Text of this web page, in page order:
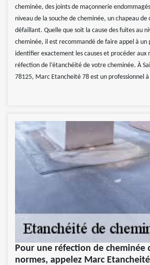
cheminée, des joints de maçonnerie
niveau de la souche de cheminée, un chapeau de
défaillant. Quelle que soit la cause des fuites au
cheminée, il est recommandé de faire appel à un
identifier exactement les causes et procéder aux
réfection de l’étanchéité de votre cheminée. À
78125, Marc Etancheité 78 est un professionnel
Pour une réfection de cheminée
normes, appelez Marc